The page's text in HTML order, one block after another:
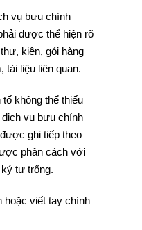
vụ bưu chính
được thể hiện rõ
kiện, gói hàng
tài liệu liên quan.
không thể thiếu
vụ bưu chính
ghi tiếp theo
phân cách với
tự trống.
hoặc viết tay chính